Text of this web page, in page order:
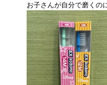
お子さんが自分で磨くの